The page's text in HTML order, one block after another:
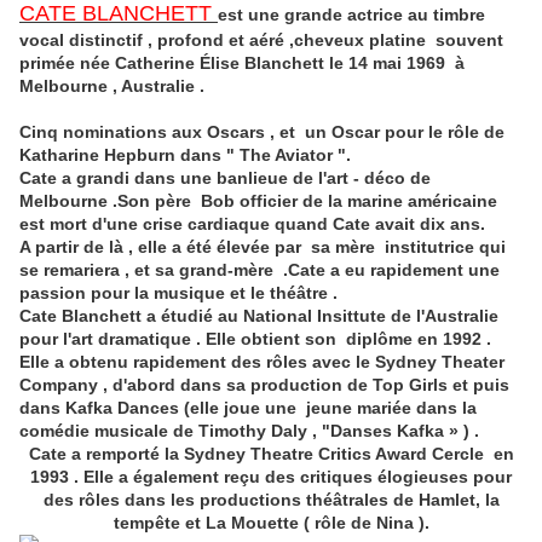
CATE BLANCHETT est une grande actrice au timbre
vocal distinctif , profond et aéré ,cheveux platine souvent
primée née Catherine Élise Blanchett le 14 mai 1969 à
Melbourne , Australie .
Cinq nominations aux Oscars , et un Oscar pour le rôle de
Katharine Hepburn dans " The Aviator ".
Cate a grandi dans une banlieue de l'art - déco de
Melbourne .Son père Bob officier de la marine américaine
est mort d'une crise cardiaque quand Cate avait dix ans.
A partir de là , elle a été élevée par sa mère institutrice qui
se remariera , et sa grand-mère .Cate a eu rapidement une
passion pour la musique et le théâtre .
Cate Blanchett a étudié au National Insittute de l'Australie
pour l'art dramatique . Elle obtient son diplôme en 1992 .
Elle a obtenu rapidement des rôles avec le Sydney Theater
Company , d'abord dans sa production de Top Girls et puis
dans Kafka Dances (elle joue une jeune mariée dans la
comédie musicale de Timothy Daly , "Danses Kafka » ) .
Cate a remporté la Sydney Theatre Critics Award Cercle en
1993 . Elle a également reçu des critiques élogieuses pour
des rôles dans les productions théâtrales de Hamlet, la
tempête et La Mouette ( rôle de Nina ).